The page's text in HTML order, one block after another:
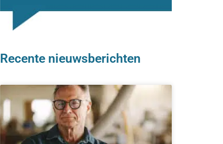
Recente nieuwsberichten